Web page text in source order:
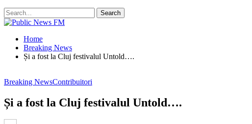
Home
Breaking News
Și a fost la Cluj festivalul Untold….
Breaking NewsContribuitori
Și a fost la Cluj festivalul Untold….